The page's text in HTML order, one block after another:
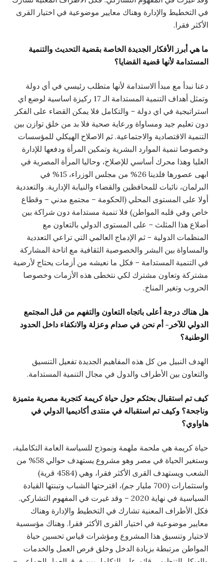
في التخطيط والإدارة وهناك معايير موضوعية في اختيار القرى
الأكثر فقرا.
ما هي أبرز الأفكار الجديدة الخاصة بقضية التحديث والتنمية
المستدامة لأنها قضية القضايا؟
دعنا نبدأ مع مبدأ الاستدامة لأنها متطلب رئيسي في أي دولة
وتمثل أهداف التنمية المستدامة الـ 17 ركيزة اساسية لوضع اي
استراتيجية في اي دولة – والتكامل فلا يمكن القضاء على الفكر
دون تعليم جيد ومساواة ورعاية صحية فلا بد من خلق توازن بين
التنمية الاقتصادية والاجتماعية. ثم الاصلاح الهيكلي للمؤسسات
وخصوصا تنمية الموارد البشرية وتمكين المرأة ودفعها للإدارة
العليا وهذا محرك أساسي للإصلاح، وحاليا المرأة المصرية في
ابهى عصورها فلدينا 26% من مجلس الوزراء، 15% في
البرلمان، نائبات للمحافظين والقضاء والنيابة الإدارية. والتعددية
أولا على المستوى المحلي (الحكومة – مجتمع مدني – وقطاع
خاص وفي قلبه المواطن) فلا تنمية مستدامة دون شراكة بين
أضلاع هذا المثلث – على المستوى الدولي بالتعاون مع
المنظمات الدولية – ثم الإدماج العالمي التي تراعي التعددية
والمساواة بين البشر والخصوصية الثقافية مع اتاحة المشاركة
في التنمية المستدامة – فكل ما نعيشه من أزمات يحتاج لأرضية
مشتركة وتعاون مشترك لكي نتخطى هذه الأزمات وخصوصا
الحروب وتغير المناخ.
هل هناك درجة أعلى باتجاه التعاون والتفهم من قبل المجتمع
الدولي للآخر- أم نحن في صدام وعزلة والانكفاء داخل الحدود
الوطنية؟
الهدف النبيل من كل هذه المفاهيم الجديدة تفعيل التنسيق
والتعاون بين الأطراف والدول في مجال التنمية المستدامة.
كيف تم استقبال بحثكم حول حياة كريمة كتجربة مصرية متميزة
وناجحة؟ وكيف تم استقباله في منتدى أكاديميا الدولي في
هاواوي؟
حياة كريمة هي ملحمة ملهمة ونموذج للسياسة العامة التكاملية،
وستغير الحياة في مصر وهو مشروع يستهدف حوالي 58% من
الشعب ويستهدف القرى الأكثر فقرا، وهي (4584 قرية)
واستثمارات (700 مليار جم)، اقترحتها الشباب وتبنتها القيادة
السياسية في نهاية 2020 – وقد غيرت في المفهوم التشاركي.
فكل الأطراف المعنية تشارك في التخطيط والإدارة وهناك
معايير موضوعية في اختيار القرى الأكثر فقرا. وهناك مؤسسية
لاختيار وتنسيق هذا المشروع ومؤشرات قياس تحسين حياة
المواطن مرتبطة بزيادة الدخل وخلق فرص العمل والخدمات